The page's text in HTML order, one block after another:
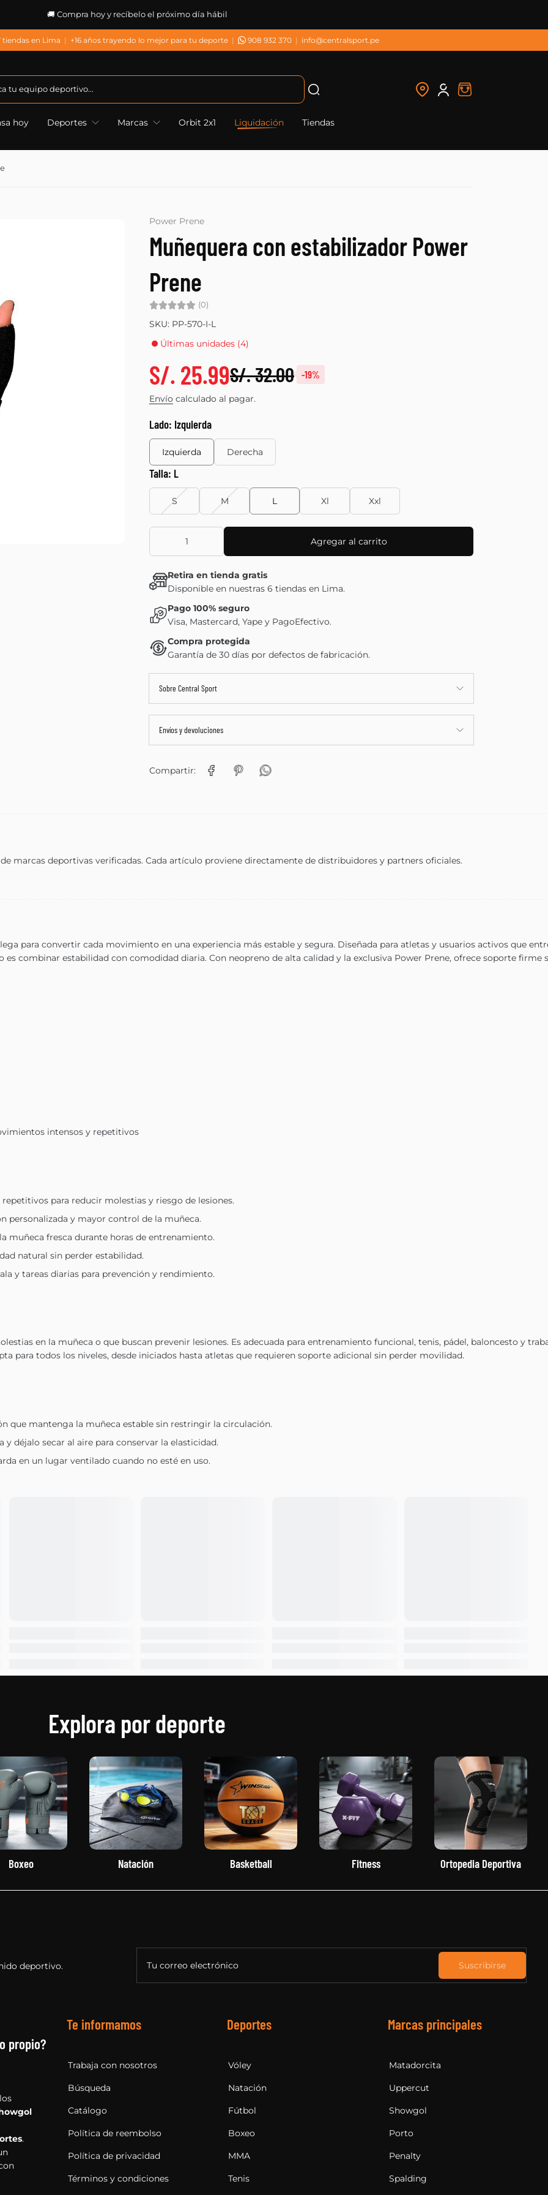
tiendas en Lima | +16 años trayendo lo mejor para tu deporte | 908 932 370 | info@centralsport.pe
hoy Deportes Marcas Orbit 2x1 Liquidación Tiendas
Power Prene
Muñequera con estabilizador Power
Prene
(0)
SKU: PP-570-I-L
Últimas unidades (4)
S/. 25.99S/. 32.00 -19%
Envío calculado al pagar.
Lado: Izquierda
Izquierda Derecha
Talla: L
S M L Xl Xxl
Agregar al carrito
Retira en tienda gratis
Disponible en nuestras 6 tiendas en Lima.
Pago 100% seguro
Visa, Mastercard, Yape y PagoEfectivo.
Compra protegida
Garantía de 30 días por defectos de fabricación.
Sobre Central Sport
Envíos y devoluciones
Compartir:
marcas deportivas verificadas. Cada artículo proviene directamente de distribuidores y partners oficiales.
para convertir cada movimiento en una experiencia más estable y segura. Diseñada para atletas y usuarios activos que
combinar estabilidad con comodidad diaria. Con neopreno de alta calidad y la exclusiva Power Prene, ofrece soporte firme
intensos y repetitivos
para reducir molestias y riesgo de lesiones.
personalizada y mayor control de la muñeca.
muñeca fresca durante horas de entrenamiento.
natural sin perder estabilidad.
y tareas diarias para prevención y rendimiento.
en la muñeca o que buscan prevenir lesiones. Es adecuada para entrenamiento funcional, tenis, pádel, baloncesto y
para todos los niveles, desde iniciados hasta atletas que requieren soporte adicional sin perder movilidad.
que mantenga la muñeca estable sin restringir la circulación.
déjalo secar al aire para conservar la elasticidad.
en un lugar ventilado cuando no esté en uso.
Explora por deporte
Boxeo Natación Basketball Fitness Ortopedia Deportiva
deportivo. Tu correo electrónico Suscribirse
propio?
.
Te informamos
Trabaja con nosotros
Búsqueda
Catálogo
Política de reembolso
Política de privacidad
Términos y condiciones
Deportes
Vóley
Natación
Fútbol
Boxeo
MMA
Tenis
Marcas principales
Matadorcita
Uppercut
Showgol
Porto
Penalty
Spalding